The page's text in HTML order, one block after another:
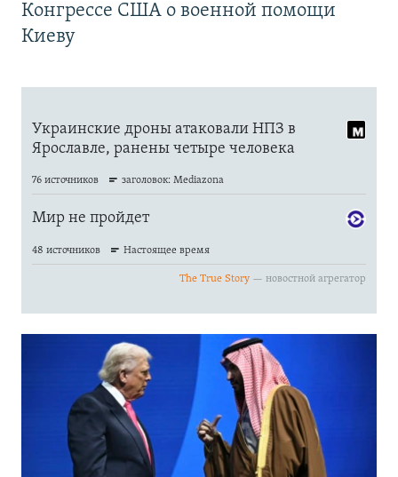
Конгрессе США о военной помощи
Киеву